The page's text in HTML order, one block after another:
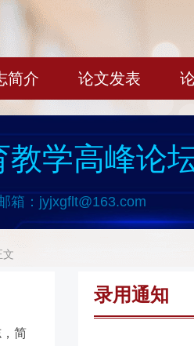
简介 论文发表
教学高峰论
箱： jyjxgflt@163.com
文
简
录用通知